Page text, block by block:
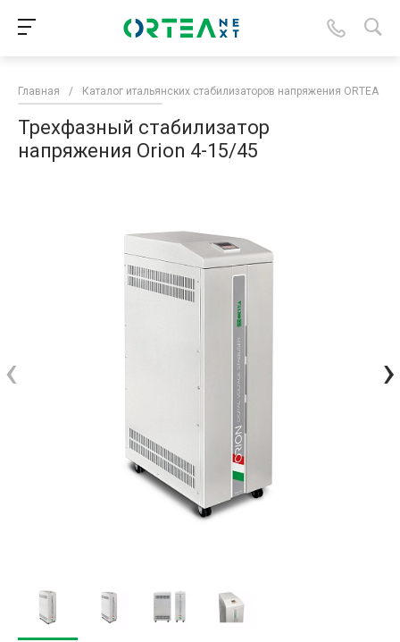
Главная / Каталог итальянских стабилизаторов напряжения ORTEA
Трехфазный стабилизатор
напряжения Orion 4-15/45
‹ ›